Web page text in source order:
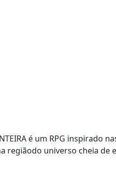
é um RPG
regiãodo universo cheia